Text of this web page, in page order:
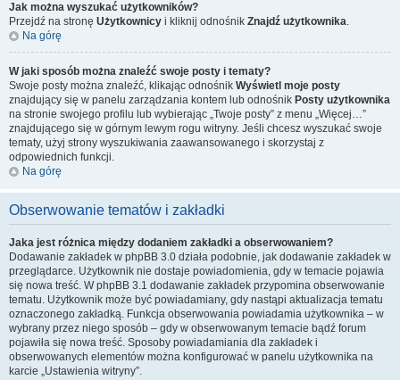
Jak można wyszukać użytkowników?
Przejdź na stronę Użytkownicy i kliknij odnośnik Znajdź użytkownika.
Na górę
W jaki sposób można znaleźć swoje posty i tematy?
Swoje posty można znaleźć, klikając odnośnik Wyświetl moje posty
znajdujący się w panelu zarządzania kontem lub odnośnik Posty użytkownika
na stronie swojego profilu lub wybierając „Twoje posty” z menu „Więcej…”
znajdującego się w górnym lewym rogu witryny. Jeśli chcesz wyszukać swoje
tematy, użyj strony wyszukiwania zaawansowanego i skorzystaj z
odpowiednich funkcji.
Na górę
Obserwowanie tematów i zakładki
Jaka jest różnica między dodaniem zakładki a obserwowaniem?
Dodawanie zakładek w phpBB 3.0 działa podobnie, jak dodawanie zakładek w
przeglądarce. Użytkownik nie dostaje powiadomienia, gdy w temacie pojawia
się nowa treść. W phpBB 3.1 dodawanie zakładek przypomina obserwowanie
tematu. Użytkownik może być powiadamiany, gdy nastąpi aktualizacja tematu
oznaczonego zakładką. Funkcja obserwowania powiadamia użytkownika – w
wybrany przez niego sposób – gdy w obserwowanym temacie bądź forum
pojawiła się nowa treść. Sposoby powiadamiania dla zakładek i
obserwowanych elementów można konfigurować w panelu użytkownika na
karcie „Ustawienia witryny”.